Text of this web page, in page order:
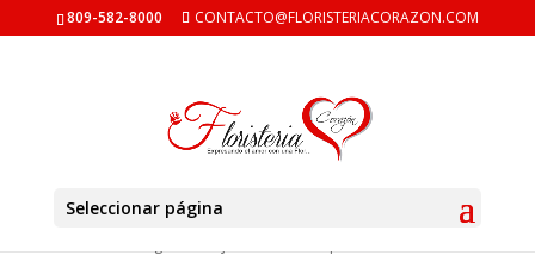
809-582-8000 CONTACTO@FLORISTERIACORAZON.COM
Seleccionar página